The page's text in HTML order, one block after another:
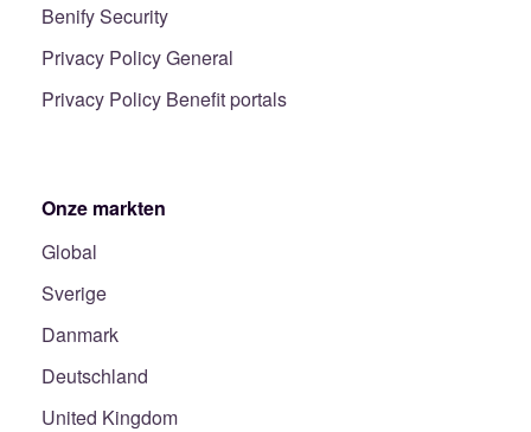
Benify Security
Privacy Policy General
Privacy Policy Benefit portals
Onze markten
Global
Sverige
Danmark
Deutschland
United Kingdom